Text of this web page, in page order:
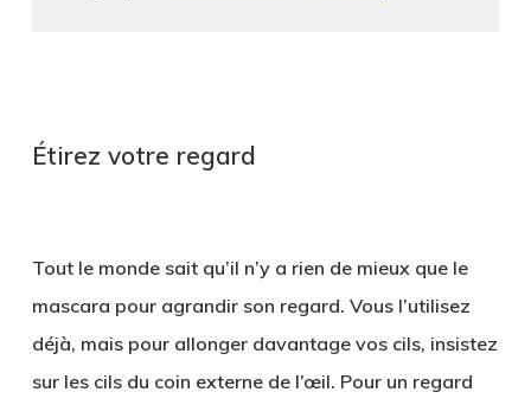
Étirez votre regard
Tout le monde sait qu’il n’y a rien de mieux que le
mascara pour agrandir son regard. Vous l’utilisez
déjà, mais pour allonger davantage vos cils, insistez
sur les cils du coin externe de l’œil. Pour un regard